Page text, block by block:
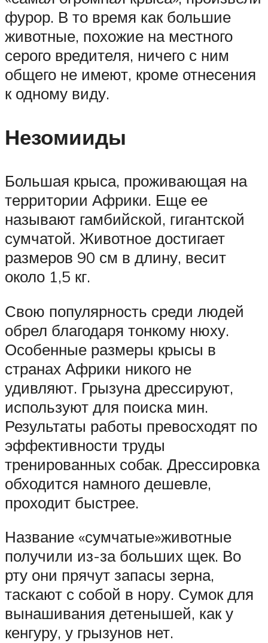
фурор. В то время как большие
животные, похожие на местного
серого вредителя, ничего с ним
общего не имеют, кроме отнесения
к одному виду.
Незомииды
Большая крыса, проживающая на
территории Африки. Еще ее
называют гамбийской, гигантской
сумчатой. Животное достигает
размеров 90 см в длину, весит
около 1,5 кг.
Свою популярность среди людей
обрел благодаря тонкому нюху.
Особенные размеры крысы в
странах Африки никого не
удивляют. Грызуна дрессируют,
используют для поиска мин.
Результаты работы превосходят по
эффективности труды
тренированных собак. Дрессировка
обходится намного дешевле,
проходит быстрее.
Название «сумчатые»животные
получили из-за больших щек. Во
рту они прячут запасы зерна,
таскают с собой в нору. Сумок для
вынашивания детенышей, как у
кенгуру, у грызунов нет.